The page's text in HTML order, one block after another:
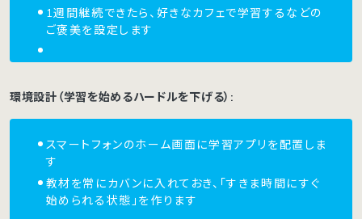
1週間継続できたら、好きなカフェで学習するなどの
ご褒美を設定します
環境設計（学習を始めるハードルを下げる）:
スマートフォンのホーム画面に学習アプリを配置しま
す
教材を常にカバンに入れておき、「すきま時間にすぐ
始められる状態」を作ります